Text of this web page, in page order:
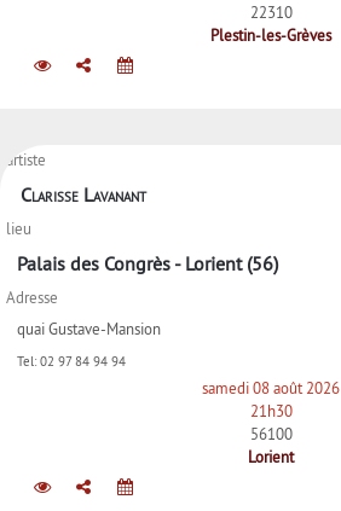
22310
Plestin-les-Grèves
artiste
Clarisse Lavanant
lieu
Palais des Congrès - Lorient (56)
Adresse
quai Gustave-Mansion
Tel: 02 97 84 94 94
samedi 08 août 2026
21h30
56100
Lorient